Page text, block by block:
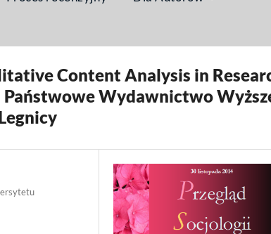
Content Analysis in
Państwowe Wydawnictwo